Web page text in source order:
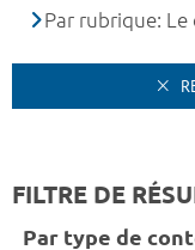
Par rubrique:
FILTRE DE
Par type de